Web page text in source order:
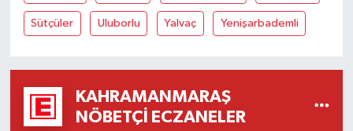
Sütçüler Uluborlu Yalvaç Yenişarbademli
KAHRAMANMARAŞ
NÖBETÇI ECZANELER